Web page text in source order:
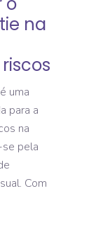
na
uma
para a
na
pela
Com